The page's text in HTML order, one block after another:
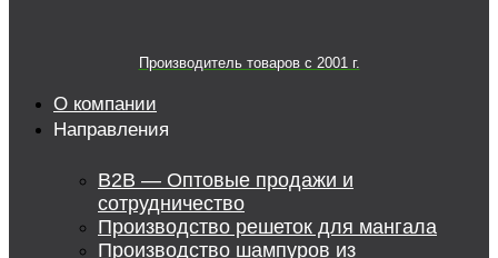
Производитель товаров c 2001 г.
О компании
Направления
B2B — Оптовые продажи и
сотрудничество
Производство решеток для мангала
Производство шампуров из